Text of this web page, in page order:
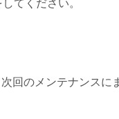
てください。
回のメンテナンス